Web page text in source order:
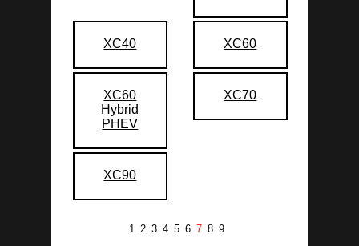
XC40 XC60
XC60
Hybrid
PHEV
XC70
XC90
1 2 3 4 5 6 7 8 9